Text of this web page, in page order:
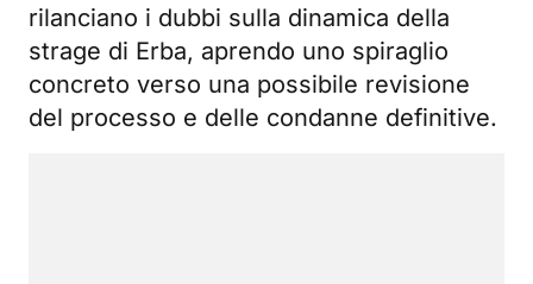
rilanciano i dubbi sulla dinamica della
strage di Erba, aprendo uno spiraglio
concreto verso una possibile revisione
del processo e delle condanne definitive.